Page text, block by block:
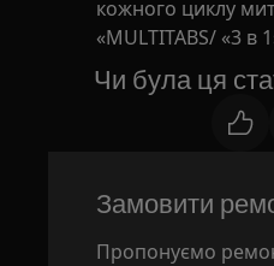
кожного циклу
«MULTITABS/ «3 в
Чи була ця
Замовити
Пропонуємо